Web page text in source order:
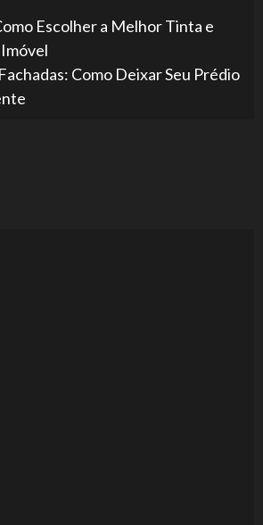
Escolher a Melhor Tinta e
Como Deixar Seu Prédio